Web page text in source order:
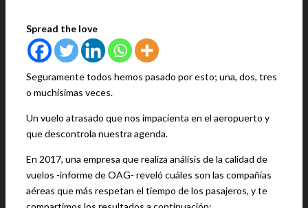
Spread the love
Seguramente todos hemos pasado por esto; una, dos, tres
o muchísimas veces.
Un vuelo atrasado que nos impacienta en el aeropuerto y
que descontrola nuestra agenda.
En 2017, una empresa que realiza análisis de la calidad de
vuelos -informe de OAG- reveló cuáles son las compañías
aéreas que más respetan el tiempo de los pasajeros, y te